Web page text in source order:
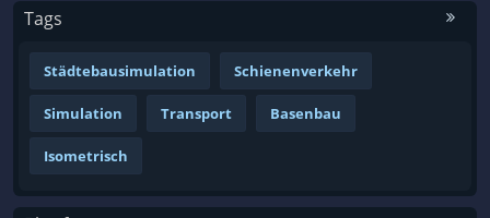
Tags
Städtebausimulation Schienenverkehr
Simulation Transport Basenbau
Isometrisch